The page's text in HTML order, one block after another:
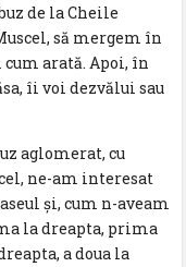
de la Cheile
să mergem în
arată. Apoi, în
îi voi dezvălui sau
aglomerat, cu
ne-am interesat
și, cum n-aveam
la dreapta, prima
a doua la